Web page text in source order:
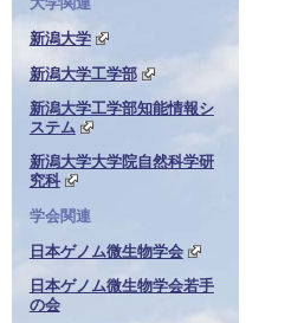
新潟大学
新潟大学工学部
新潟大学工学部知能情報シ
ステム
新潟大学大学院自然科学研
究科
学会関連
日本ゲノム微生物学会
日本ゲノム微生物学会若手
の会